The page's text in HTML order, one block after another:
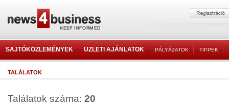
SAJTÓKÖZLEMÉNYEK ÜZLETI AJÁNLATOK PÁLYÁZATOK TIPPEK
TALÁLATOK
Találatok száma: 20